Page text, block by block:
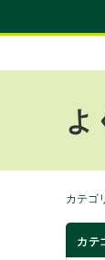
よ
カテゴ
カテ